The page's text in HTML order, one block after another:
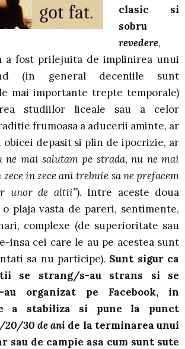
clasic si
sobru
revedere,
a fost prilejuita de implinirea unui
(in general deceniile sunt
mai importante trepte temporale)
studiilor liceale sau a celor
frumoasa a aducerii aminte, ar
depasit si plin de ipocrizie, ar
ne mai salutam pe strada, nu ne mai
in zece ani trebuie sa ne prefacem
unor de altii”). Intre aceste doua
plaja vasta de pareri, sentimente,
complexe (de superioritate sau
insa cei care le au pe acestea sunt
sa nu participe). Sunt sigur ca
se strang/s-au strans si se
au organizat pe Facebook, in
a stabiliza si pune la punct
20/30 de ani de la terminarea unui
sau de campie asa cum sunt sute